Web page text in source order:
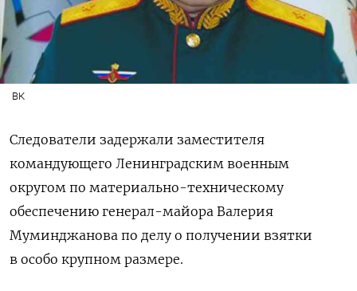
ВК
Следователи задержали заместителя
командующего Ленинградским военным
округом по материально-техническому
обеспечению генерал-майора Валерия
Муминджанова по делу о получении взятки
в особо крупном размере.